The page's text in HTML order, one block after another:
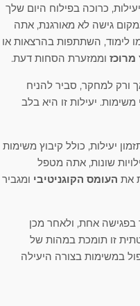
כרוכה בפילוח היום שלך
במקום גישה לא מאורגנת, אתה
לימוד, השתתפות בהרצאות או
וממזערת הסחות דעת.
ורק למחקר, סביר להניח
יעילות זו היא בלב
יעילות, כולל קיבוץ משימות
שונות, אתה מטפל
את העומס הקוגניטיבי ומגביר
אחת, ולאחר מכן
זו תומכת במהות של
במשימות בצורה היעילה